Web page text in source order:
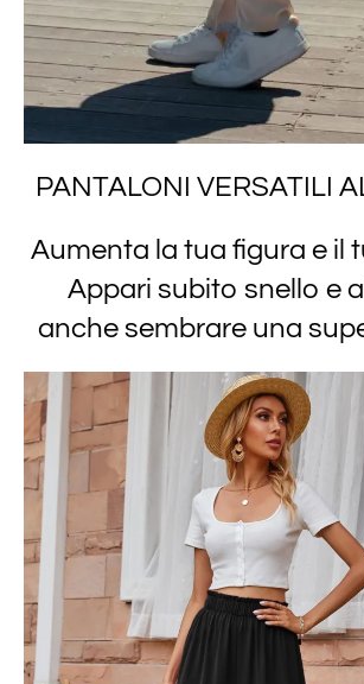
PANTALONI VERSATILI
Aumenta la tua figura e il
Appari subito snello e
anche sembrare una